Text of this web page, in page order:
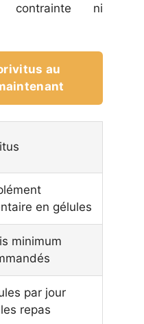
contrainte ni
au
en gélules
minimum
par jour
repas